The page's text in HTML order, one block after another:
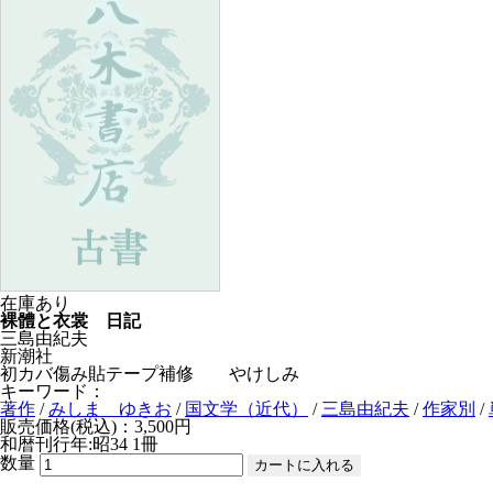
在庫あり
裸體と衣裳 日記
三島由紀夫
新潮社
初カバ傷み貼テープ補修 やけしみ
キーワード：
著作 /みしま ゆきお / 国文学（近代） / 三島由紀夫 /作家別 /
販売価格(税込)：3,500円
和暦刊行年:昭34 1冊
数量